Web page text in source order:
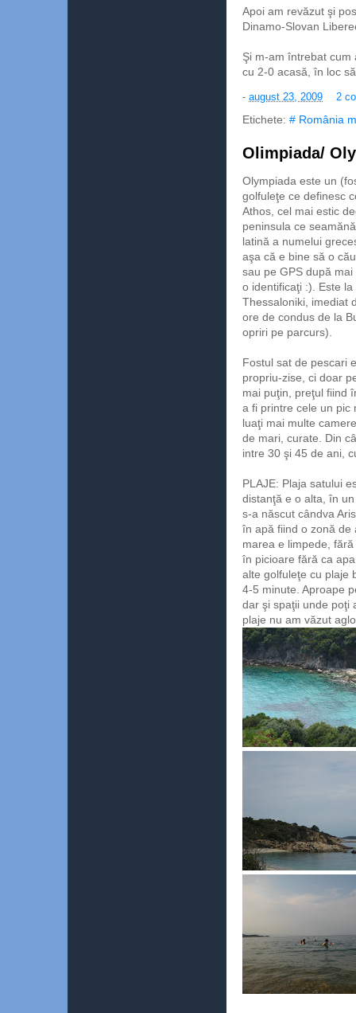
Apoi am revăzut şi
Dinamo-Slovan
Şi m-am întrebat cum
cu 2-0 acasă, în loc
- august 23, 2009 2
Etichete: # România
Olimpiada/
Olympiada este un
golfuleţe ce definesc
Athos, cel mai estic
peninsula ce
latină a numelui
aşa că e bine să o
sau pe GPS după
o identificaţi :). Este
Thessaloniki, imediat
ore de condus de la
opriri pe parcurs).
Fostul sat de pescari
propriu-zise, ci doar
mai puţin, preţul fiind
a fi printre cele un pic
luaţi mai multe
de mari, curate. Din
intre 30 şi 45 de ani,
PLAJE: Plaja satului
distanţă e o alta, în
s-a născut cândva
în apă fiind o zonă de
marea e limpede,
în picioare fără ca
alte golfuleţe cu plaje
4-5 minute. Aproape
dar şi spaţii unde poţi
plaje nu am văzut